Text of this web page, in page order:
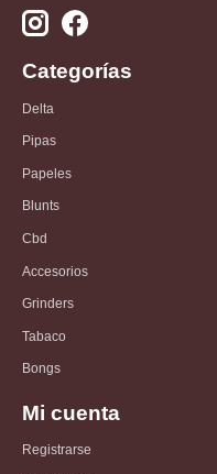
Categorías
Delta
Pipas
Papeles
Blunts
Cbd
Accesorios
Grinders
Tabaco
Bongs
Mi cuenta
Registrarse